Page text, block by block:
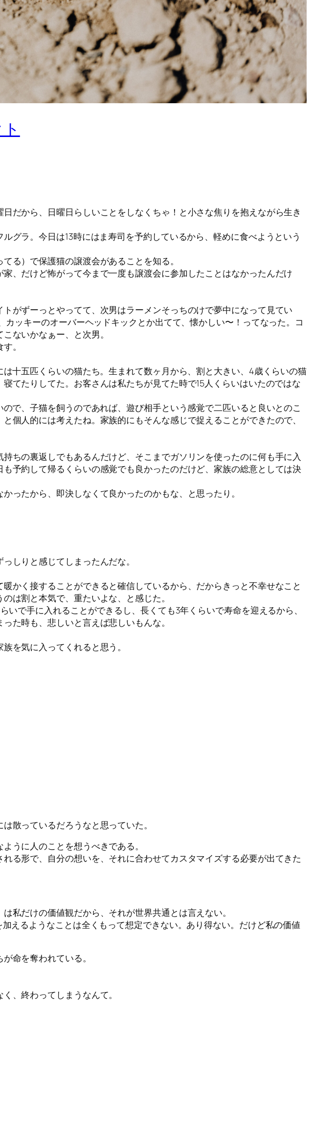
だから、日曜日らしいことをしなくちゃ！と小さな焦りを抱えながら生き
グラ。今日は13時にはま寿司を予約しているから、軽めに食べようという
る）で保護猫の譲渡会があることを知る。
、だけど怖がって今まで一度も譲渡会に参加したことはなかったんだけ
がずーっとやってて、次男はラーメンそっちのけで夢中になって見てい
ッキーのオーバーヘッドキックとか出てて、懐かしい〜！ってなった。コ
ないかなぁー、と次男。
。
十五匹くらいの猫たち。生まれて数ヶ月から、割と大きい、4歳くらいの猫
てたりしてた。お客さんは私たちが見てた時で15人くらいはいたのではな
で、子猫を飼うのであれば、遊び相手という感覚で二匹いると良いとのこ
個人的には考えたね。家族的にもそんな感じで捉えることができたので、
ちの裏返しでもあるんだけど、そこまでガソリンを使ったのに何も手に入
予約して帰るくらいの感覚でも良かったのだけど、家族の総意としては決
ったから、即決しなくて良かったのかもな、と思ったり。
しりと感じてしまったんだな。
かく接することができると確信しているから、だからきっと不幸せなこと
は割と本気で、重たいよな、と感じた。
で手に入れることができるし、長くても3年くらいで寿命を迎えるから、
た時も、悲しいと言えば悲しいもんな。
を気に入ってくれると思う。
散っているだろうなと思っていた。
うに人のことを想うべきである。
る形で、自分の想いを、それに合わせてカスタマイズする必要が出てきた
私だけの価値観だから、それが世界共通とは言えない。
えるようなことは全くもって想定できない。あり得ない。だけど私の価値
命を奪われている。
、終わってしまうなんて。